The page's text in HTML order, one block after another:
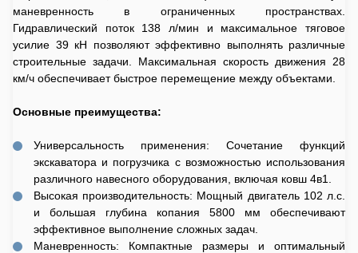
маневренность в ограниченных пространствах.
Гидравлический поток 138 л/мин и максимальное тяговое
усилие 39 кН позволяют эффективно выполнять различные
строительные задачи. Максимальная скорость движения 28
км/ч обеспечивает быстрое перемещение между объектами.
Основные преимущества:
Универсальность применения: Сочетание функций
экскаватора и погрузчика с возможностью использования
различного навесного оборудования, включая ковш 4в1.
Высокая производительность: Мощный двигатель 102 л.с.
и большая глубина копания 5800 мм обеспечивают
эффективное выполнение сложных задач.
Маневренность: Компактные размеры и оптимальный